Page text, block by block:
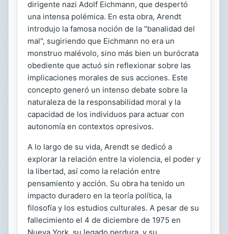
dirigente nazi Adolf Eichmann, que despertó
una intensa polémica. En esta obra, Arendt
introdujo la famosa noción de la "banalidad del
mal", sugiriendo que Eichmann no era un
monstruo malévolo, sino más bien un burócrata
obediente que actuó sin reflexionar sobre las
implicaciones morales de sus acciones. Este
concepto generó un intenso debate sobre la
naturaleza de la responsabilidad moral y la
capacidad de los individuos para actuar con
autonomía en contextos opresivos.
A lo largo de su vida, Arendt se dedicó a
explorar la relación entre la violencia, el poder y
la libertad, así como la relación entre
pensamiento y acción. Su obra ha tenido un
impacto duradero en la teoría política, la
filosofía y los estudios culturales. A pesar de su
fallecimiento el 4 de diciembre de 1975 en
Nueva York, su legado perdura, y su